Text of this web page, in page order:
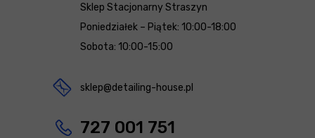
Sklep Stacjonarny Straszyn
Poniedziałek – Piątek: 10:00-18:00
Sobota: 10:00-15:00
sklep@detailing-house.pl
727 001 751